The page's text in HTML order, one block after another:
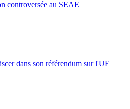
controversée au SEAE
dans son référendum sur l'UE